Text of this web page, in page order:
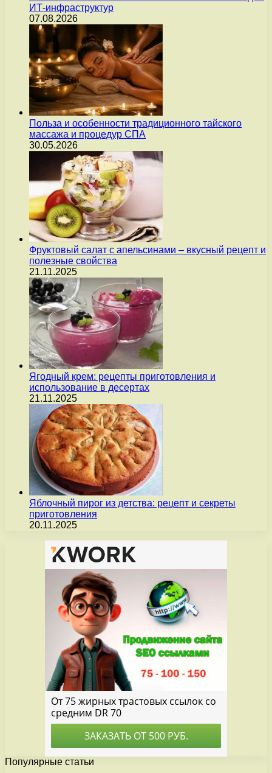
ИТ-инфраструктур
07.08.2026
Польза и особенности традиционного тайского
массажа и процедур СПА
30.05.2026
Фруктовый салат с апельсинами – вкусный рецепт и
полезные свойства
21.11.2025
Ягодный крем: рецепты приготовления и
использование в десертах
21.11.2025
Яблочный пирог из детства: рецепт и секреты
приготовления
20.11.2025
Популярные статьи